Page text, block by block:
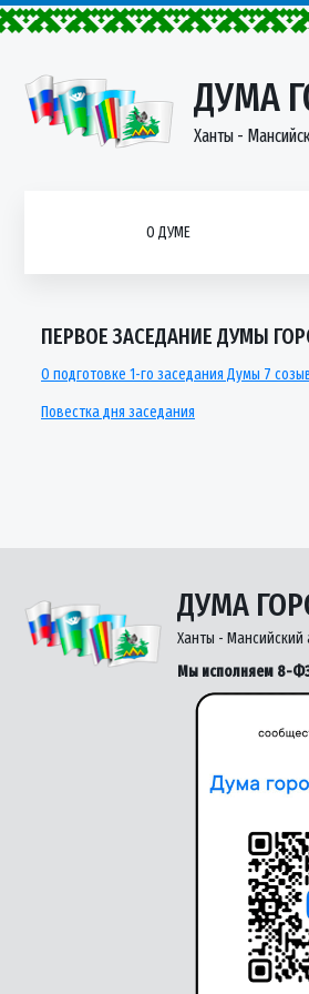
ДУМА
Ханты -
О ДУМЕ
ПЕРВОЕ ЗАСЕДАНИЕ ДУМЫ
О подготовке 1-го заседания Думы 7
Повестка дня заседания
ДУМА
Ханты -
Мы исполняем 8-